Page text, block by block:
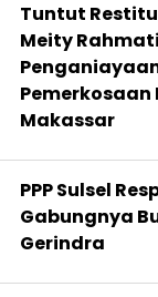
Tuntut
Meity
Makassar
PPP Sulsel
Gabungnya
Gerindra